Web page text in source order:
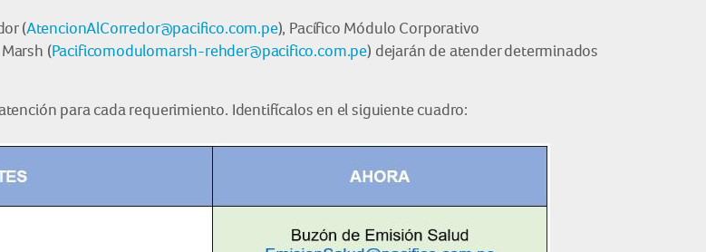
(AtencionAlCorredor@pacifico.com.pe), Pacífico Módulo Corporativo
(Pacificomodulomarsh-rehder@pacifico.com.pe) dejarán de atender determinados
para cada requerimiento. Identifícalos en el siguiente cuadro: